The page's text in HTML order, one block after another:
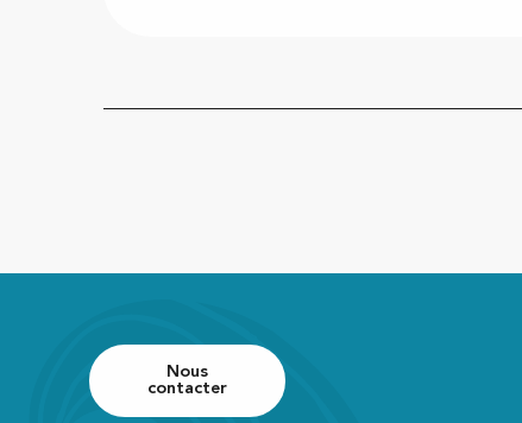
Nous
contacter